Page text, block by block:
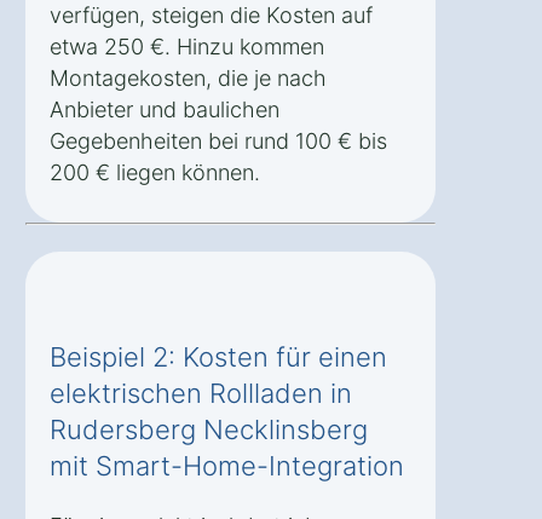
verfügen, steigen die Kosten auf
etwa 250 €. Hinzu kommen
Montagekosten, die je nach
Anbieter und baulichen
Gegebenheiten bei rund 100 € bis
200 € liegen können.
Beispiel 2: Kosten für einen
elektrischen Rollladen in
Rudersberg Necklinsberg
mit Smart-Home-Integration